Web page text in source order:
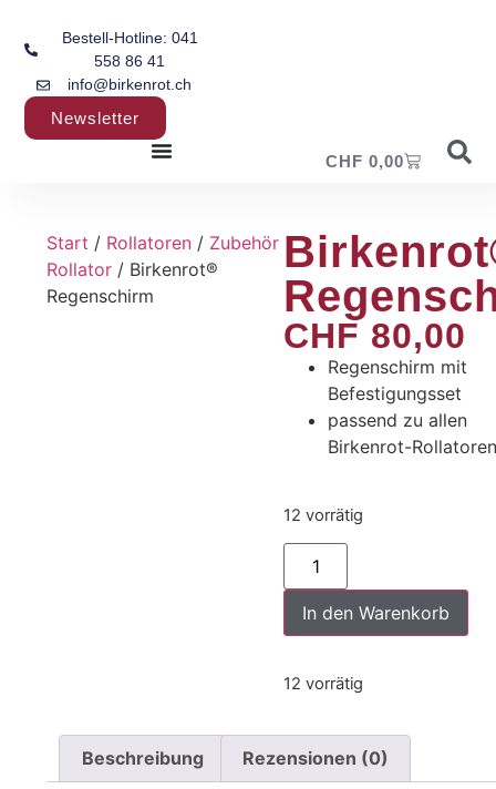
Bestell-Hotline: 041
558 86 41
info@birkenrot.ch
Newsletter
CHF 0,00
Start / Rollatoren / Zubehör
Rollator / Birkenrot®
Regenschirm
CHF 80,00
Regenschirm mit
Befestigungsset
passend zu allen
Birkenrot-
12 vorrätig
In den Warenkorb
12 vorrätig
Beschreibung Rezensionen (0)